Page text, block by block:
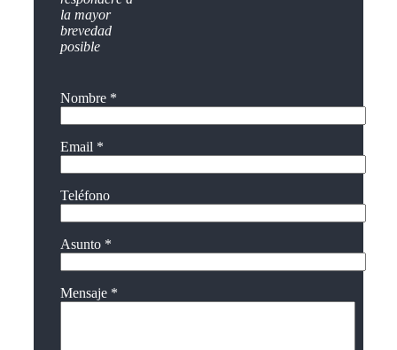
la mayor
brevedad
posible
Nombre *
Email *
Teléfono
Asunto *
Mensaje *